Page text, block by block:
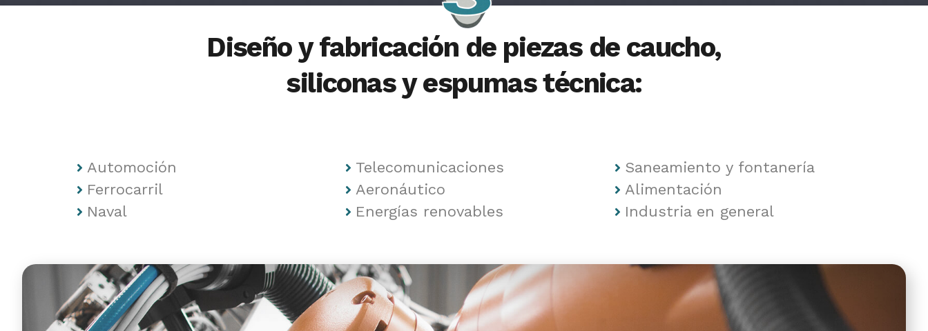
Diseño y fabricación de piezas de caucho,
siliconas y espumas técnica:
Automoción
Ferrocarril
Naval
Telecomunicaciones
Aeronáutico
Energías renovables
Saneamiento y fontanería
Alimentación
Industria en general